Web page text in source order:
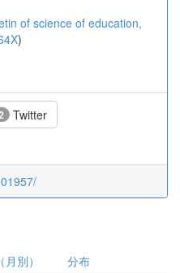
of science of education,
)
Twitter
別） 分布